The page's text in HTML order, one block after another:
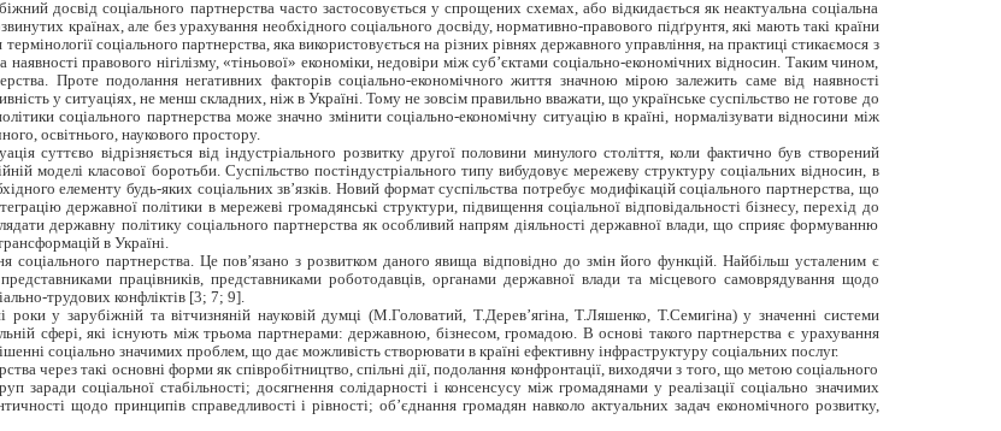
досвід соціального партнерства часто застосовується у спрощених схемах, або відкидається як неактуальна соціальна
країнах, але без урахування необхідного соціального досвіду, нормативно-правового підґрунтя, які мають такі країни
соціального партнерства, яка використовується на різних рівнях державного управління, на практиці стикаємося з
правового нігілізму, «тіньової» економіки, недовіри між суб’єктами соціально-економічних відносин. Таким чином,
Проте подолання негативних факторів соціально-економічного життя значною мірою залежить саме від наявності
у ситуаціях, не менш складних, ніж в Україні. Тому не зовсім правильно вважати, що українське суспільство не готове до
соціального партнерства може значно змінити соціально-економічну ситуацію в країні, нормалізувати відносини між
освітнього, наукового простору.
суттєво відрізняється від індустріального розвитку другої половини минулого століття, коли фактично був створений
моделі класової боротьби. Суспільство постіндустріального типу вибудовує мережеву структуру соціальних відносин, в
елементу будь-яких соціальних зв’язків. Новий формат суспільства потребує модифікацій соціального партнерства, що
державної політики в мережеві громадянські структури, підвищення соціальної відповідальності бізнесу, перехід до
державну політику соціального партнерства як особливий напрям діяльності державної влади, що сприяє формуванню
в Україні.
соціального партнерства. Це пов’язано з розвитком даного явища відповідно до змін його функцій. Найбільш усталеним є
працівників, представниками роботодавців, органами державної влади та місцевого самоврядування щодо
трудових конфліктів [3; 7; 9].
у зарубіжній та вітчизняній науковій думці (М.Головатий, Т.Дерев’ягіна, Т.Ляшенко, Т.Семигіна) у значенні системи
сфері, які існують між трьома партнерами: державною, бізнесом, громадою. В основі такого партнерства є урахування
соціально значимих проблем, що дає можливість створювати в країні ефективну інфраструктуру соціальних послуг.
через такі основні форми як співробітництво, спільні дії, подолання конфронтації, виходячи з того, що метою соціального
заради соціальної стабільності; досягнення солідарності і консенсусу між громадянами у реалізації соціально значимих
щодо принципів справедливості і рівності; об’єднання громадян навколо актуальних задач економічного розвитку,